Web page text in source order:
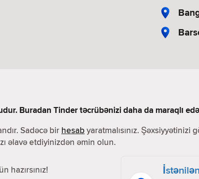
Buradan Tinder təcrübənizi daha da maraqlı
Sadəcə bir hesab yaratmalısınız. Şəxsiyyətinizi
əlavə etdiyinizdən əmin olun.
hazırsınız!